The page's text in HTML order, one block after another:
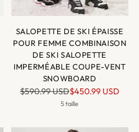
SALOPETTE DE SKI ÉPAISSE
POUR FEMME COMBINAISON
DE SKI SALOPETTE
IMPERMÉABLE COUPE-VENT
SNOWBOARD
Prix
normal
$590.99 USD$450.99 USD
5 taille